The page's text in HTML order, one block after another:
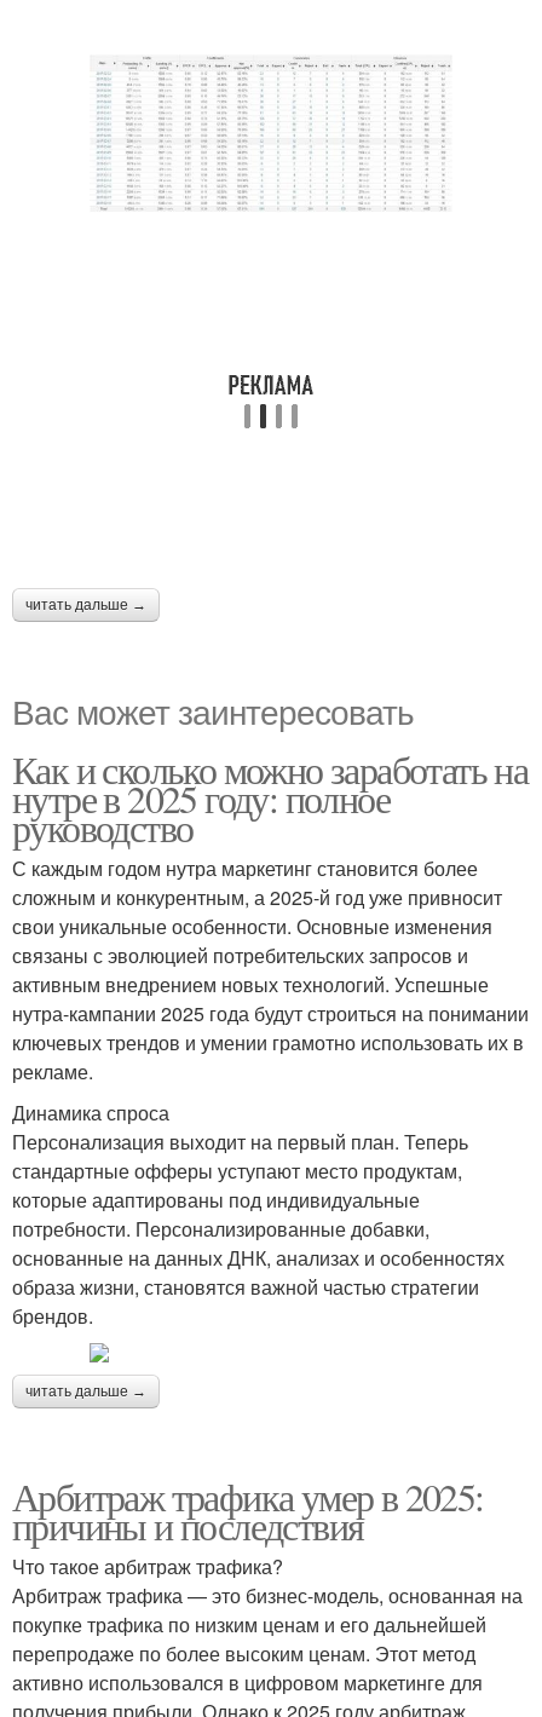
читать дальше →
Вас может заинтересовать
Как и сколько можно заработать на
нутре в 2025 году: полное
руководство
С каждым годом нутра маркетинг становится более
сложным и конкурентным, а 2025-й год уже привносит
свои уникальные особенности. Основные изменения
связаны с эволюцией потребительских запросов и
активным внедрением новых технологий. Успешные
нутра-кампании 2025 года будут строиться на понимании
ключевых трендов и умении грамотно использовать их в
рекламе.
Динамика спроса
Персонализация выходит на первый план. Теперь
стандартные офферы уступают место продуктам,
которые адаптированы под индивидуальные
потребности. Персонализированные добавки,
основанные на данных ДНК, анализах и особенностях
образа жизни, становятся важной частью стратегии
брендов.
читать дальше →
Арбитраж трафика умер в 2025:
причины и последствия
Что такое арбитраж трафика?
Арбитраж трафика — это бизнес-модель, основанная на
покупке трафика по низким ценам и его дальнейшей
перепродаже по более высоким ценам. Этот метод
активно использовался в цифровом маркетинге для
получения прибыли. Однако к 2025 году арбитраж